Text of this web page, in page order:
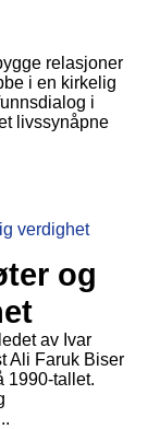
relasjoner
i en kirkelig
i
livssynåpne
og
av Ivar
Ali Faruk Biser
1990-tallet.